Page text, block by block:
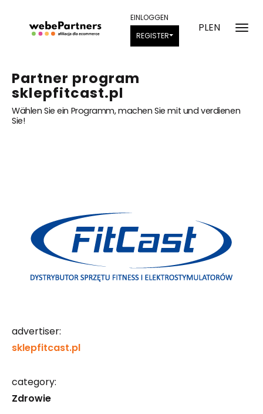
PLEN
EINLOGGEN
REGISTER
Partner program
sklepfitcast.pl
Wählen Sie ein Programm, machen Sie mit und verdienen
Sie!
advertiser:
sklepfitcast.pl
category:
Zdrowie